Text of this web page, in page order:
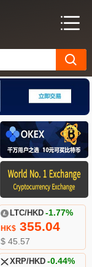
LTC/HKD -1.77%
HK$355.04
$ 45.57
XRP/HKD -0.44%